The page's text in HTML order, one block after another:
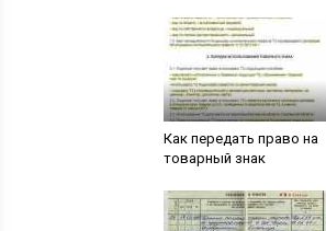
Как передать право на
товарный знак